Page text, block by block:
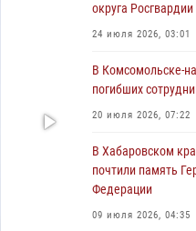
31 июля 2026, 03:26
оказали помощь
сознание во время
29 июля 2026, 23:24
В Хабаровске
«Каникулы с
29 июля 2026, 02:51
округа
24 июля 2026, 03:01
В Комсомольске-
погибших
20 июля 2026, 07:22
В Хабаровском
почтили память
Федерации
09 июля 2026, 04:35